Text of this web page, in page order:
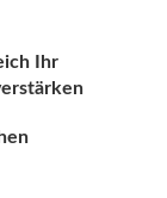
Ihr